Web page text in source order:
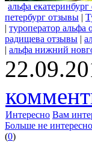
альфа
петербург отзывы |
| туроператор альфа
радищева отзывы |
| альфа нижний
Интересно Вам
Больше не интересно
(0)